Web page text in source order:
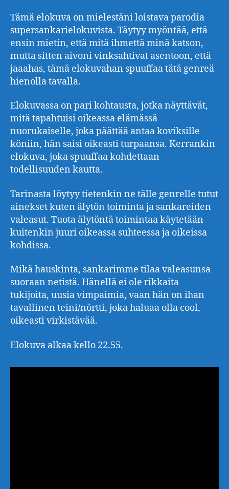
Tämä elokuva on mielestäni loistava parodia
supersankarielokuvista. Täytyy myöntää, että
ensin mietin, että mitä ihmettä minä katson,
mutta sitten aivoni vinksahtivat asentoon, että
jaaahas, tämä elokuvahan spuuffaa tätä genreä
hienolla tavalla.
Elokuvassa on pari kohtausta, jotka näyttävät,
mitä tapahtuisi oikeassa elämässä
nuorukaiselle, joka päättää antaa koviksille
köniin, hän saisi oikeasti turpaansa. Kerrankin
elokuva, joka spuuffaa kohdettaan
todellisuuden kautta.
Tarinasta löytyy tietenkin ne tälle genrelle tutut
ainekset kuten älytön toiminta ja sankareiden
valeasut. Tuota älytöntä toimintaa käytetään
kuitenkin juuri oikeassa suhteessa ja oikeissa
kohdissa.
Mikä hauskinta, sankarimme tilaa valeasunsa
suoraan netistä. Hänellä ei ole rikkaita
tukijoita, uusia vimpaimia, vaan hän on ihan
tavallinen teini/nörtti, joka haluaa olla cool,
oikeasti virkistävää.
Elokuva alkaa kello 22.55.